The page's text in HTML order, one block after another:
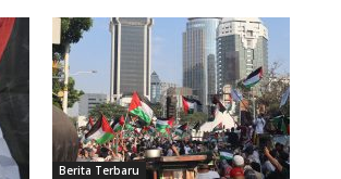
Berita Terbaru